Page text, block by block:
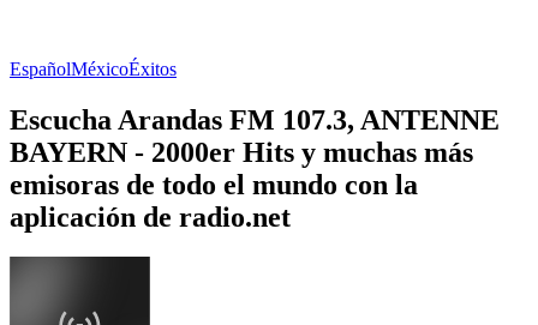
EspañolMéxicoÉxitos
Escucha Arandas FM 107.3, ANTENNE
BAYERN - 2000er Hits y muchas más
emisoras de todo el mundo con la
aplicación de radio.net